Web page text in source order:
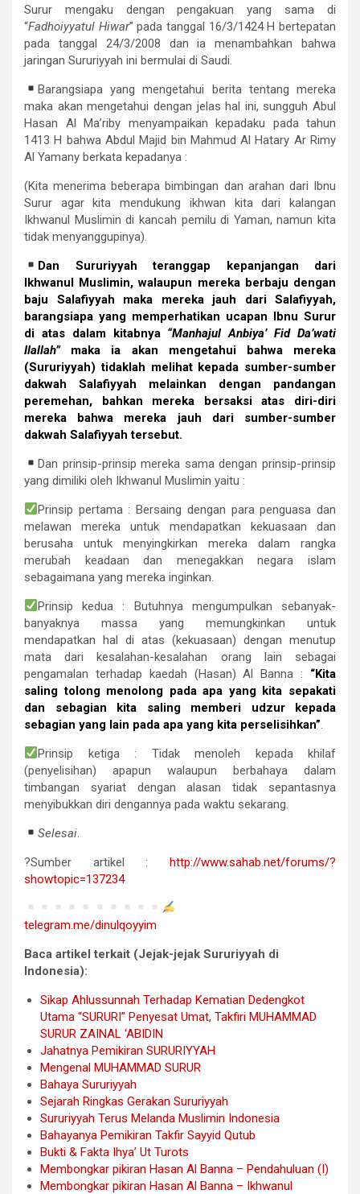
Surur mengaku dengan pengakuan yang sama di
“Fadhoiyyatul Hiwar” pada tanggal 16/3/1424 H bertepatan
pada tanggal 24/3/2008 dan ia menambahkan bahwa
jaringan Sururiyyah ini bermulai di Saudi.
Barangsiapa yang mengetahui berita tentang mereka
maka akan mengetahui dengan jelas hal ini, sungguh Abul
Hasan Al Ma’riby menyampaikan kepadaku pada tahun
1413 H bahwa Abdul Majid bin Mahmud Al Hatary Ar Rimy
Al Yamany berkata kepadanya :
(Kita menerima beberapa bimbingan dan arahan dari Ibnu
Surur agar kita mendukung ikhwan kita dari kalangan
Ikhwanul Muslimin di kancah pemilu di Yaman, namun kita
tidak menyanggupinya).
Dan Sururiyyah teranggap kepanjangan dari
Ikhwanul Muslimin, walaupun mereka berbaju dengan
baju Salafiyyah maka mereka jauh dari Salafiyyah,
barangsiapa yang memperhatikan ucapan Ibnu Surur
di atas dalam kitabnya “Manhajul Anbiya’ Fid Da’wati
Ilallah”maka ia akan mengetahui bahwa mereka
(Sururiyyah) tidaklah melihat kepada sumber-sumber
dakwah Salafiyyah melainkan dengan pandangan
peremehan, bahkan mereka bersaksi atas diri-diri
mereka bahwa mereka jauh dari sumber-sumber
dakwah Salafiyyah tersebut.
Dan prinsip-prinsip mereka sama dengan prinsip-prinsip
yang dimiliki oleh Ikhwanul Muslimin yaitu :
Prinsip pertama : Bersaing dengan para penguasa dan
melawan mereka untuk mendapatkan kekuasaan dan
berusaha untuk menyingkirkan mereka dalam rangka
merubah keadaan dan menegakkan negara islam
sebagaimana yang mereka inginkan.
Prinsip kedua : Butuhnya mengumpulkan sebanyak-
banyaknya massa yang memungkinkan untuk
mendapatkan hal di atas (kekuasaan) dengan menutup
mata dari kesalahan-kesalahan orang lain sebagai
pengamalan terhadap kaedah (Hasan) Al Banna : “Kita
saling tolong menolong pada apa yang kita sepakati
dan sebagian kita saling memberi udzur kepada
sebagian yang lain pada apa yang kita perselisihkan”.
Prinsip ketiga : Tidak menoleh kepada khilaf
(penyelisihan) apapun walaupun berbahaya dalam
timbangan syariat dengan alasan tidak sepantasnya
menyibukkan diri dengannya pada waktu sekarang.
Selesai.
?Sumber artikel : http://www.sahab.net/forums/?
showtopic=137234
telegram.me/dinulqoyyim
Baca artikel terkait (Jejak-jejak Sururiyyah di
Indonesia):
Sikap Ahlussunnah Terhadap Kematian Dedengkot
Utama “SURURI” Penyesat Umat, Takfiri MUHAMMAD
SURUR ZAINAL ‘ABIDIN
Jahatnya Pemikiran SURURIYYAH
Mengenal MUHAMMAD SURUR
Bahaya Sururiyyah
Sejarah Ringkas Gerakan Sururiyyah
Sururiyyah Terus Melanda Muslimin Indonesia
Bahayanya Pemikiran Takfir Sayyid Qutub
Bukti & Fakta Ihya’ Ut Turots
Membongkar pikiran Hasan Al Banna – Pendahuluan (I)
Membongkar pikiran Hasan Al Banna – Ikhwanul